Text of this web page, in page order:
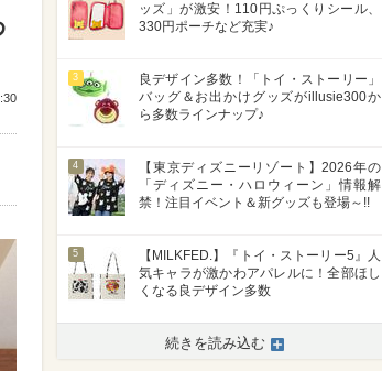
ッズ」が激安！110円ぷっくりシール、
330円ポーチなど充実♪
3
良デザイン多数！「トイ・ストーリー」
バッグ＆お出かけグッズがillusie300か
ら多数ラインナップ♪
4
【東京ディズニーリゾート】2026年の
「ディズニー・ハロウィーン」情報解
禁！注目イベント＆新グッズも登場～!!
5
【MILKFED.】『トイ・ストーリー5』人
気キャラが激かわアパレルに！全部ほし
くなる良デザイン多数
続きを読み込む